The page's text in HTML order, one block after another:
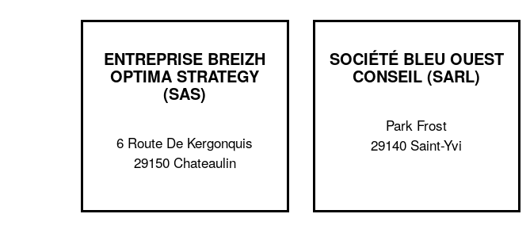
ENTREPRISE BREIZH
OPTIMA STRATEGY
(SAS)
6 Route De Kergonquis
29150 Chateaulin
SOCIÉTÉ BLEU OUEST
CONSEIL (SARL)
Park Frost
29140 Saint-Yvi